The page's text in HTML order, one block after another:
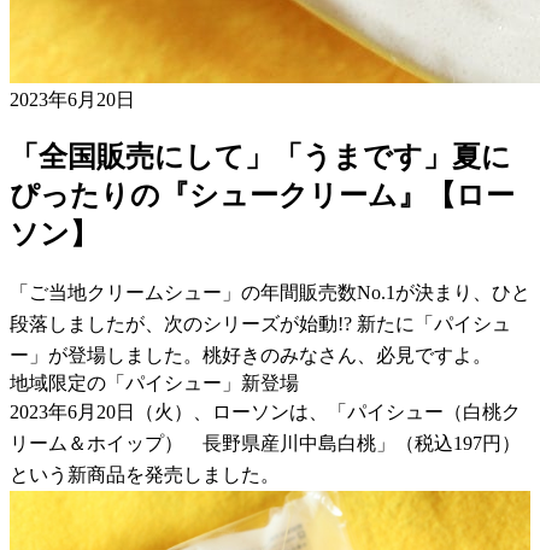
2023年6月20日
「全国販売にして」「うまです」夏に
ぴったりの『シュークリーム』【ロー
ソン】
「ご当地クリームシュー」の年間販売数No.1が決まり、ひと
段落しましたが、次のシリーズが始動!? 新たに「パイシュ
ー」が登場しました。桃好きのみなさん、必見ですよ。
地域限定の「パイシュー」新登場
2023年6月20日（火）、ローソンは、「パイシュー（白桃ク
リーム＆ホイップ） 長野県産川中島白桃」（税込197円）
という新商品を発売しました。